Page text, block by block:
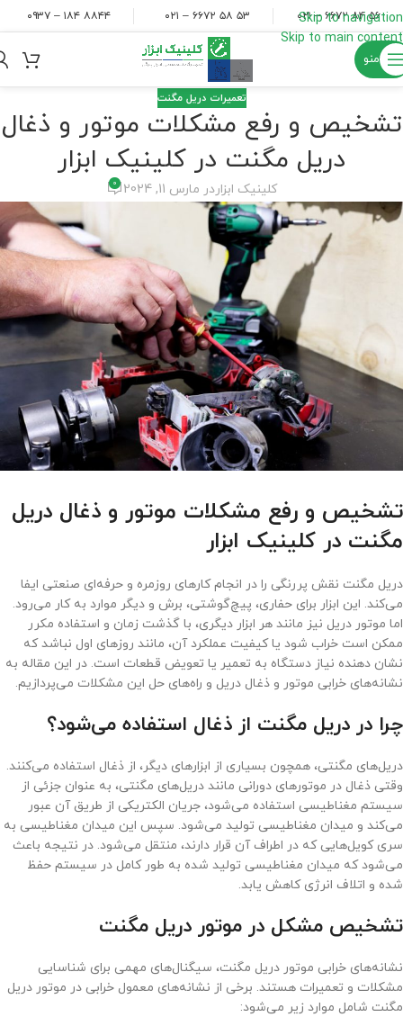
Skip to navigation
Skip to main content
۵۶ ۸۴ ۶۶۷۲ – ۰۲۱ ۵۳ ۵۸ ۶۶۷۲ – ۰۲۱ ۸۸۴۴ ۱۸۴ – ۰۹۳۷
منو
تعمیرات دریل مگنت
تشخیص و رفع مشکلات موتور و ذغال
دریل مگنت در کلینیک ابزار
کلینیک ابزاردر مارس 11, 2024 0
تشخیص و رفع مشکلات موتور و ذغال دریل
مگنت در کلینیک ابزار
دریل مگنت نقش پررنگی را در انجام کارهای روزمره و حرفه‌ای صنعتی ایفا
می‌کند. این ابزار برای حفاری، پیچ‌گوشتی، برش و دیگر موارد به کار می‌رود.
اما موتور دریل نیز مانند هر ابزار دیگری، با گذشت زمان و استفاده مکرر
ممکن است خراب شود یا کیفیت عملکرد آن، مانند روزهای اول نباشد که
نشان دهنده نیاز دستگاه به تعمیر یا تعویض قطعات است. در این مقاله به
نشانه‌های خرابی موتور و ذغال دریل و راه‌های حل این مشکلات می‌پردازیم.
چرا در دریل مگنت از ذغال استفاده می‌شود؟
دریل‌های مگنتی، همچون بسیاری از ابزارهای دیگر، از ذغال استفاده می‌کنند.
وقتی ذغال در موتورهای دورانی مانند دریل‌های مگنتی، به عنوان جزئی از
سیستم مغناطیسی استفاده می‌شود، جریان الکتریکی از طریق آن عبور
می‌کند و میدان مغناطیسی تولید می‌شود. سپس این میدان مغناطیسی به
سری کویل‌هایی که در اطراف آن قرار دارند، منتقل می‌شود. در نتیجه باعث
می‌شود که میدان مغناطیسی تولید شده به طور کامل در سیستم حفظ
شده و اتلاف انرژی کاهش یابد.
تشخیص مشکل در موتور دریل مگنت
نشانه‌های خرابی موتور دریل مگنت، سیگنال‌های مهمی برای شناسایی
مشکلات و تعمیرات هستند. برخی از نشانه‌های معمول خرابی در موتور دریل
مگنت شامل موارد زیر می‌شود: